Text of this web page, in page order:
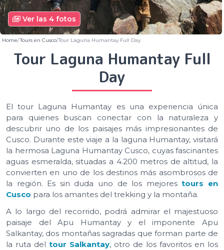
Ver las 4 fotos
Home Tours en Cusco Tour Laguna Humantay Full Day
Tour Laguna Humantay Full
Day
El tour Laguna Humantay es una experiencia única
para quienes buscan conectar con la naturaleza y
descubrir uno de los paisajes más impresionantes de
Cusco. Durante este viaje a la laguna Humantay, visitará
la hermosa Laguna Humantay Cusco, cuyas fascinantes
aguas esmeralda, situadas a 4.200 metros de altitud, la
convierten en uno de los destinos más asombrosos de
la región. Es sin duda uno de los mejorestours en
Cusco para los amantes del trekking y la montaña.
A lo largo del recorrido, podrá admirar el majestuoso
paisaje del Apu Humantay y el imponente Apu
Salkantay, dos montañas sagradas que forman parte de
la ruta del tour Salkantay, otro de los favoritos en los